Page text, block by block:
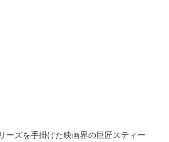
ーズを手掛けた映画界の巨匠スティー